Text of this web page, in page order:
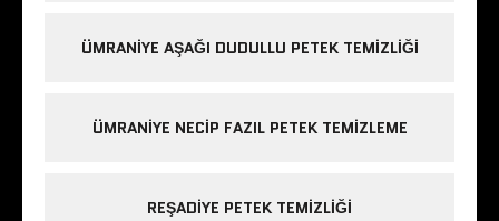
ÜMRANIYE AŞAĞI DUDULLU PETEK TEMIZLIĞI
ÜMRANIYE NECIP FAZIL PETEK TEMIZLEME
REŞADIYE PETEK TEMIZLIĞI